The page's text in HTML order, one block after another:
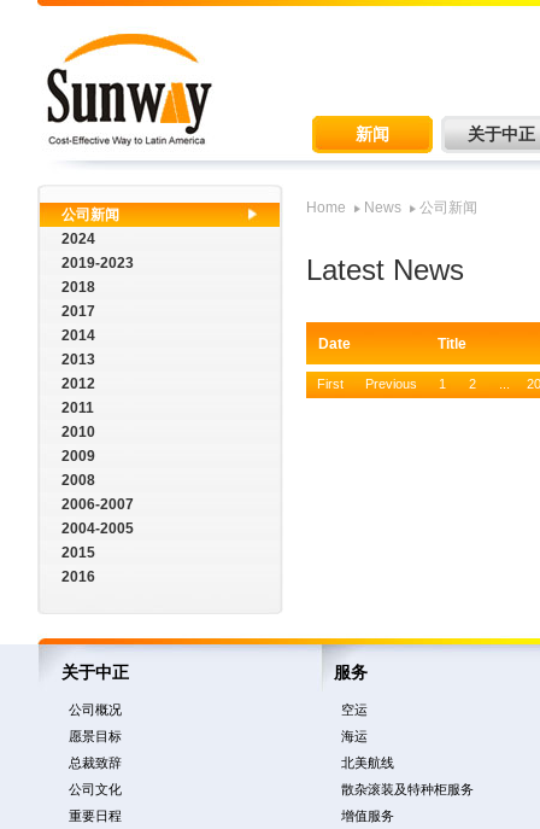
新闻 关于中正
公司新闻
2024
2019-2023
2018
2017
2014
2013
2012
2011
2010
2009
2008
2006-2007
2004-2005
2015
2016
Home News 公司新闻
Latest News
Date
First Previous 1 2
关于中正
公司概况
愿景目标
总裁致辞
公司文化
重要日程
服务
空运
海运
北美航线
散杂滚装及特种柜服务
增值服务